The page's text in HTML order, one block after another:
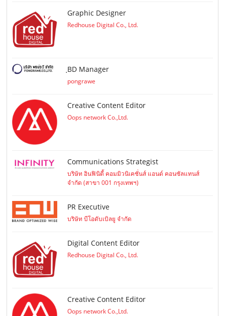
Graphic Designer
Redhouse Digital Co., Ltd.
ฺBD Manager
pongrawe
Creative Content Editor
Oops network Co.,Ltd.
Communications Strategist
บริษัท อินฟินิตี้ คอมมิวนิเคชั่นส์ แอนด์ คอนซัลแทนส์
จำกัด (สาขา 001 กรุงเทพฯ)
PR Executive
บริษัท บีโอดับเบิลยู จำกัด
Digital Content Editor
Redhouse Digital Co., Ltd.
Creative Content Editor
Oops network Co.,Ltd.